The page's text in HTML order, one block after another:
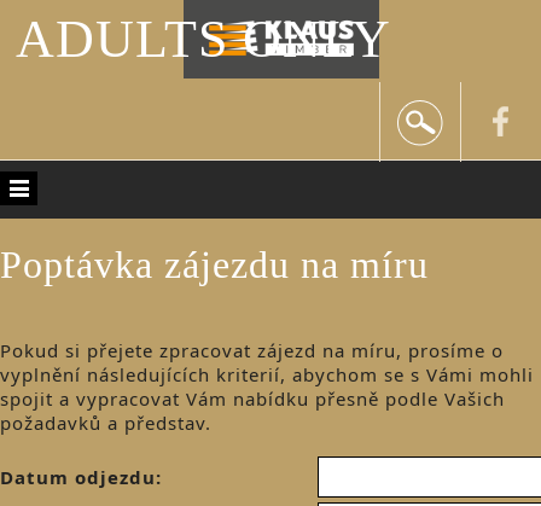
ADULTS ONLY
Poptávka zájezdu na míru
Pokud si přejete zpracovat zájezd na míru, prosíme o
vyplnění následujících kriterií, abychom se s Vámi mohli
spojit a vypracovat Vám nabídku přesně podle Vašich
požadavků a představ.
Datum odjezdu: